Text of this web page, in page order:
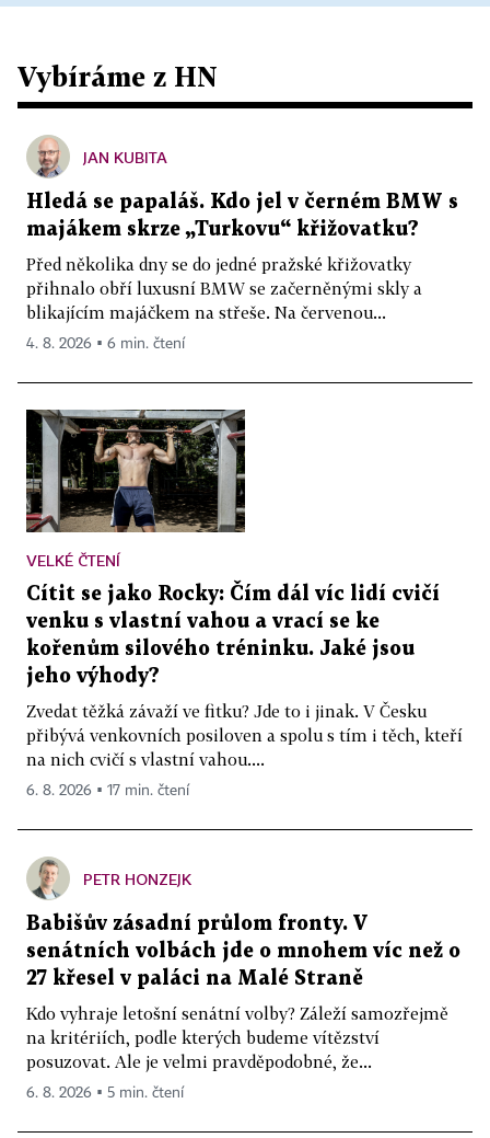
Vybíráme z HN
JAN KUBITA
Hledá se papaláš. Kdo jel v černém BMW s
majákem skrze „Turkovu“ křižovatku?
Před několika dny se do jedné pražské křižovatky
přihnalo obří luxusní BMW se začerněnými skly a
blikajícím majáčkem na střeše. Na červenou...
4. 8. 2026 ▪ 6 min. čtení
VELKÉ ČTENÍ
Cítit se jako Rocky: Čím dál víc lidí cvičí
venku s vlastní vahou a vrací se ke
kořenům silového tréninku. Jaké jsou
jeho výhody?
Zvedat těžká závaží ve fitku? Jde to i jinak. V Česku
přibývá venkovních posiloven a spolu s tím i těch, kteří
na nich cvičí s vlastní vahou....
6. 8. 2026 ▪ 17 min. čtení
PETR HONZEJK
Babišův zásadní průlom fronty. V
senátních volbách jde o mnohem víc než o
27 křesel v paláci na Malé Straně
Kdo vyhraje letošní senátní volby? Záleží samozřejmě
na kritériích, podle kterých budeme vítězství
posuzovat. Ale je velmi pravděpodobné, že...
6. 8. 2026 ▪ 5 min. čtení